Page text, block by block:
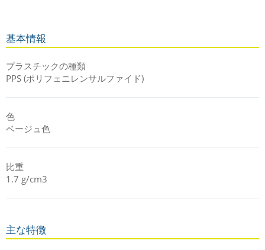
基本情報
プラスチックの種類
PPS (ポリフェニレンサルファイド)
色
ベージュ色
比重
1.7 g/cm3
主な特徴